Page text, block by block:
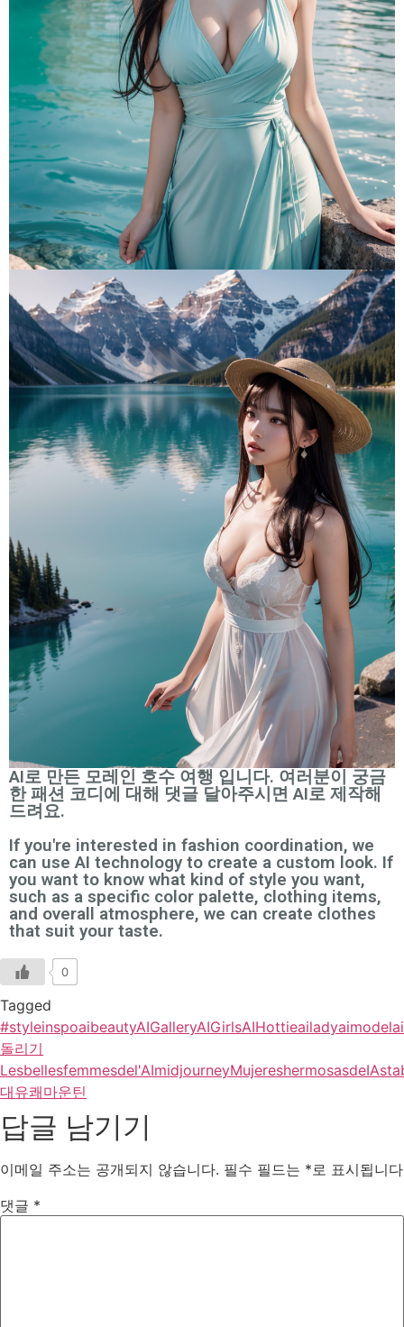
AI로 만든 모레인 호수 여행 입니다. 여러분이 궁금
한 패션 코디에 대해 댓글 달아주시면 AI로 제작해
드려요.
If you're interested in fashion coordination, we
can use AI technology to create a custom look. If
you want to know what kind of style you want,
such as a specific color palette, clothing items,
and overall atmosphere, we can create clothes
that suit your taste.
0
Tagged
#styleinspoaibeautyAIGalleryAIGirlsAIHottieailadyaimodel
돌리기
Lesbellesfemmesdel'AImidjourneyMujereshermosasdeIA
대유쾌마운틴
답글 남기기
이메일 주소는 공개되지 않습니다. 필수 필드는 *로 표시됩니다
댓글 *